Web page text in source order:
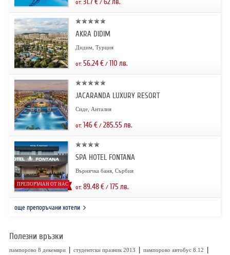
от: /
AKRA DIDIM
Дидим, Турция
от: 56.24€/ 110 лв.
JACARANDA LUXURY RESORT
Сиде, Анталия
от: 146€/ 285.55 лв.
ПРЕПОРЪЧАН ОТ НАС
SPA HOTEL FONTANA
Върнячка баня, Сърбия
от: 89.48€/ 175 лв.
още препоръчани хотели
Полезни връзки
пампорово 8 декември | студентски празник 2013 | пампорово автобус 8.12 |